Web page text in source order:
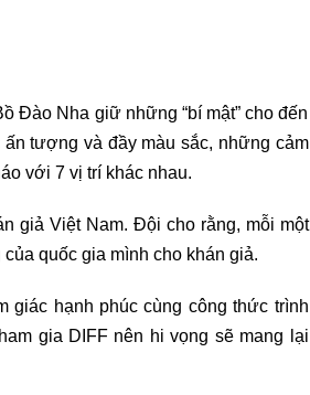
Đào Nha giữ những “bí mật” cho đến
tượng và đầy màu sắc, những cảm
với 7 vị trí khác nhau.
giả Việt Nam. Đội cho rằng, mỗi một
quốc gia mình cho khán giả.
giác hạnh phúc cùng công thức trình
gia DIFF nên hi vọng sẽ mang lại